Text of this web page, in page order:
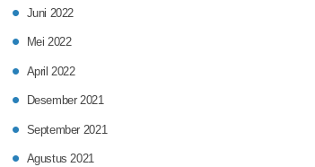
Juni 2022
Mei 2022
April 2022
Desember 2021
September 2021
Agustus 2021